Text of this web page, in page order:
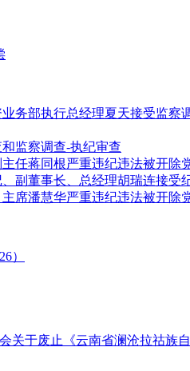
务部执行总经理夏天接受监察
监察调查-执纪审查
任蒋同根严重违纪违法被开除
副董事长、总经理胡瑞连接受
席潘慧华严重违纪违法被开除
）
关于废止《云南省澜沧拉祜族